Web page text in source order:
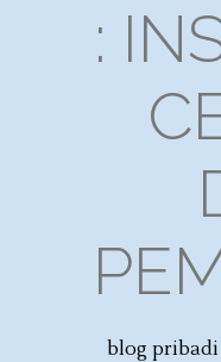
:
blog